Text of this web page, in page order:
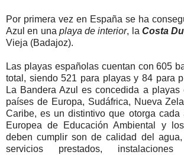
Por primera vez en España se ha
Azul en una playa de interior, la Costa
Vieja (Badajoz).
Las playas españolas cuentan con 605
total, siendo 521 para playas y 84 para
La Bandera Azul es concedida a playas
países de Europa, Sudáfrica, Nueva
Caribe, es un distintivo que otorga cada
Europea de Educación Ambiental y
deben cumplir son de calidad del
servicios prestados,